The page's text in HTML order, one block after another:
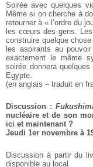
Soirée avec quelques
Même si on cherche à
retourner à « l’ordre du
les cœurs des gens.
construire quelque
les aspirants au
exactement le même
soirée donnera
Egypte.
(en anglais – traduit en
Discussion :
nucléaire et de son
ici et maintenant ?
Jeudi 1er novembre à
Discussion à partir du
disponible au local.